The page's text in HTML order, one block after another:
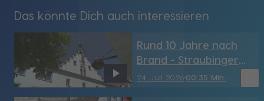
Das könnte Dich auch interessieren
24. Juli 202600:35 Min.
Rund 10 Jahre nach
Brand - Straubinger
Rathaus hat sein
Türmchen wieder (SR)